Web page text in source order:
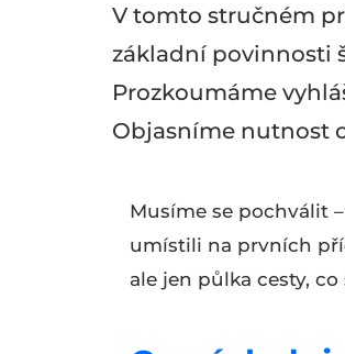
V tomto stručném
základní povinnosti
Prozkoumáme
Objasníme nutnost
Musíme se pochválit
umístili na prvních
ale jen půlka cesty,